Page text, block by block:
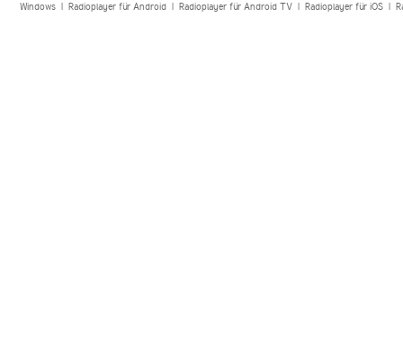
Windows| Radioplayer für Android| Radioplayer für Android TV| Radioplayer für iOS|